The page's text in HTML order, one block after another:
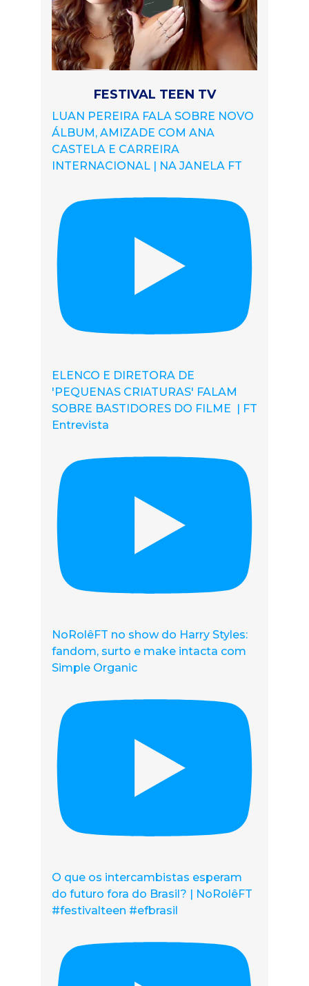
FESTIVAL TEEN TV
LUAN PEREIRA FALA SOBRE NOVO
ÁLBUM, AMIZADE COM ANA
CASTELA E CARREIRA
INTERNACIONAL | NA JANELA FT
ELENCO E DIRETORA DE
'PEQUENAS CRIATURAS' FALAM
SOBRE BASTIDORES DO FILME | FT
Entrevista
NoRolêFT no show do Harry Styles:
fandom, surto e make intacta com
Simple Organic
O que os intercambistas esperam
do futuro fora do Brasil? | NoRolêFT
#festivalteen #efbrasil